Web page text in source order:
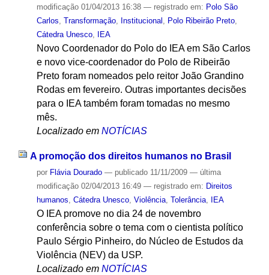
modificação01/04/2013 16:38 — registrado em: Polo São
Carlos Transformação, Institucional Polo Ribeirão Preto,
Cátedra Unesco, IEA
Novo Coordenador do Polo do IEA em São Carlos
e novo vice-coordenador do Polo de Ribeirão
Preto foram nomeados pelo reitor João Grandino
Rodas em fevereiro. Outras importantes decisões
para o IEA também foram tomadas no mesmo
mês.
Localizado em NOTÍCIAS
A promoção dos direitos humanos no Brasil
por Flávia Dourado — publicado11/11/2009 — última
modificação02/04/2013 16:49 — registrado em: Direitos
humanos, Cátedra Unesco, Violência, Tolerância, IEA
O IEA promove no dia 24 de novembro
conferência sobre o tema com o cientista político
Paulo Sérgio Pinheiro, do Núcleo de Estudos da
Violência (NEV) da USP.
Localizado em NOTÍCIAS